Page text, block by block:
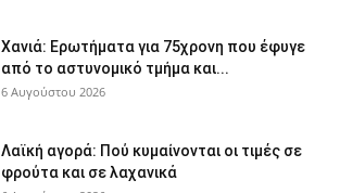
Χανιά: Ερωτήματα για 75χρονη που έφυγε
από το αστυνομικό τμήμα και...
6 Αυγούστου 2026
Λαϊκή αγορά: Πού κυμαίνονται οι τιμές σε
φρούτα και σε λαχανικά